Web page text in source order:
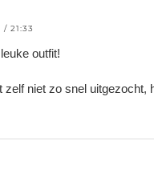
21:33
outfit!
zelf niet zo snel uitgezocht,